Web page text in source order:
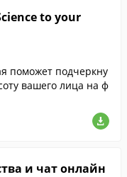
to your
поможет подчеркну
вашего лица на ф
и чат онлайн